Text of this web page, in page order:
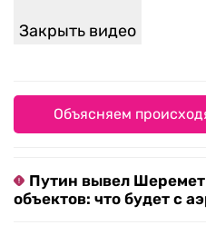
Закрыть видео
Объясняем
Путин вывел
объектов: что будет с